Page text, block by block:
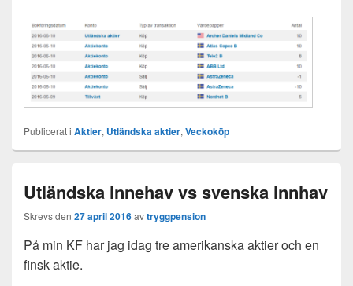
Publicerat i Aktier, Utländska aktier, Veckoköp
Utländska innehav vs svenska innhav
Skrevs den 27 april 2016avtryggpension
På min KF har jag idag tre amerikanska aktier och en
finsk aktie.